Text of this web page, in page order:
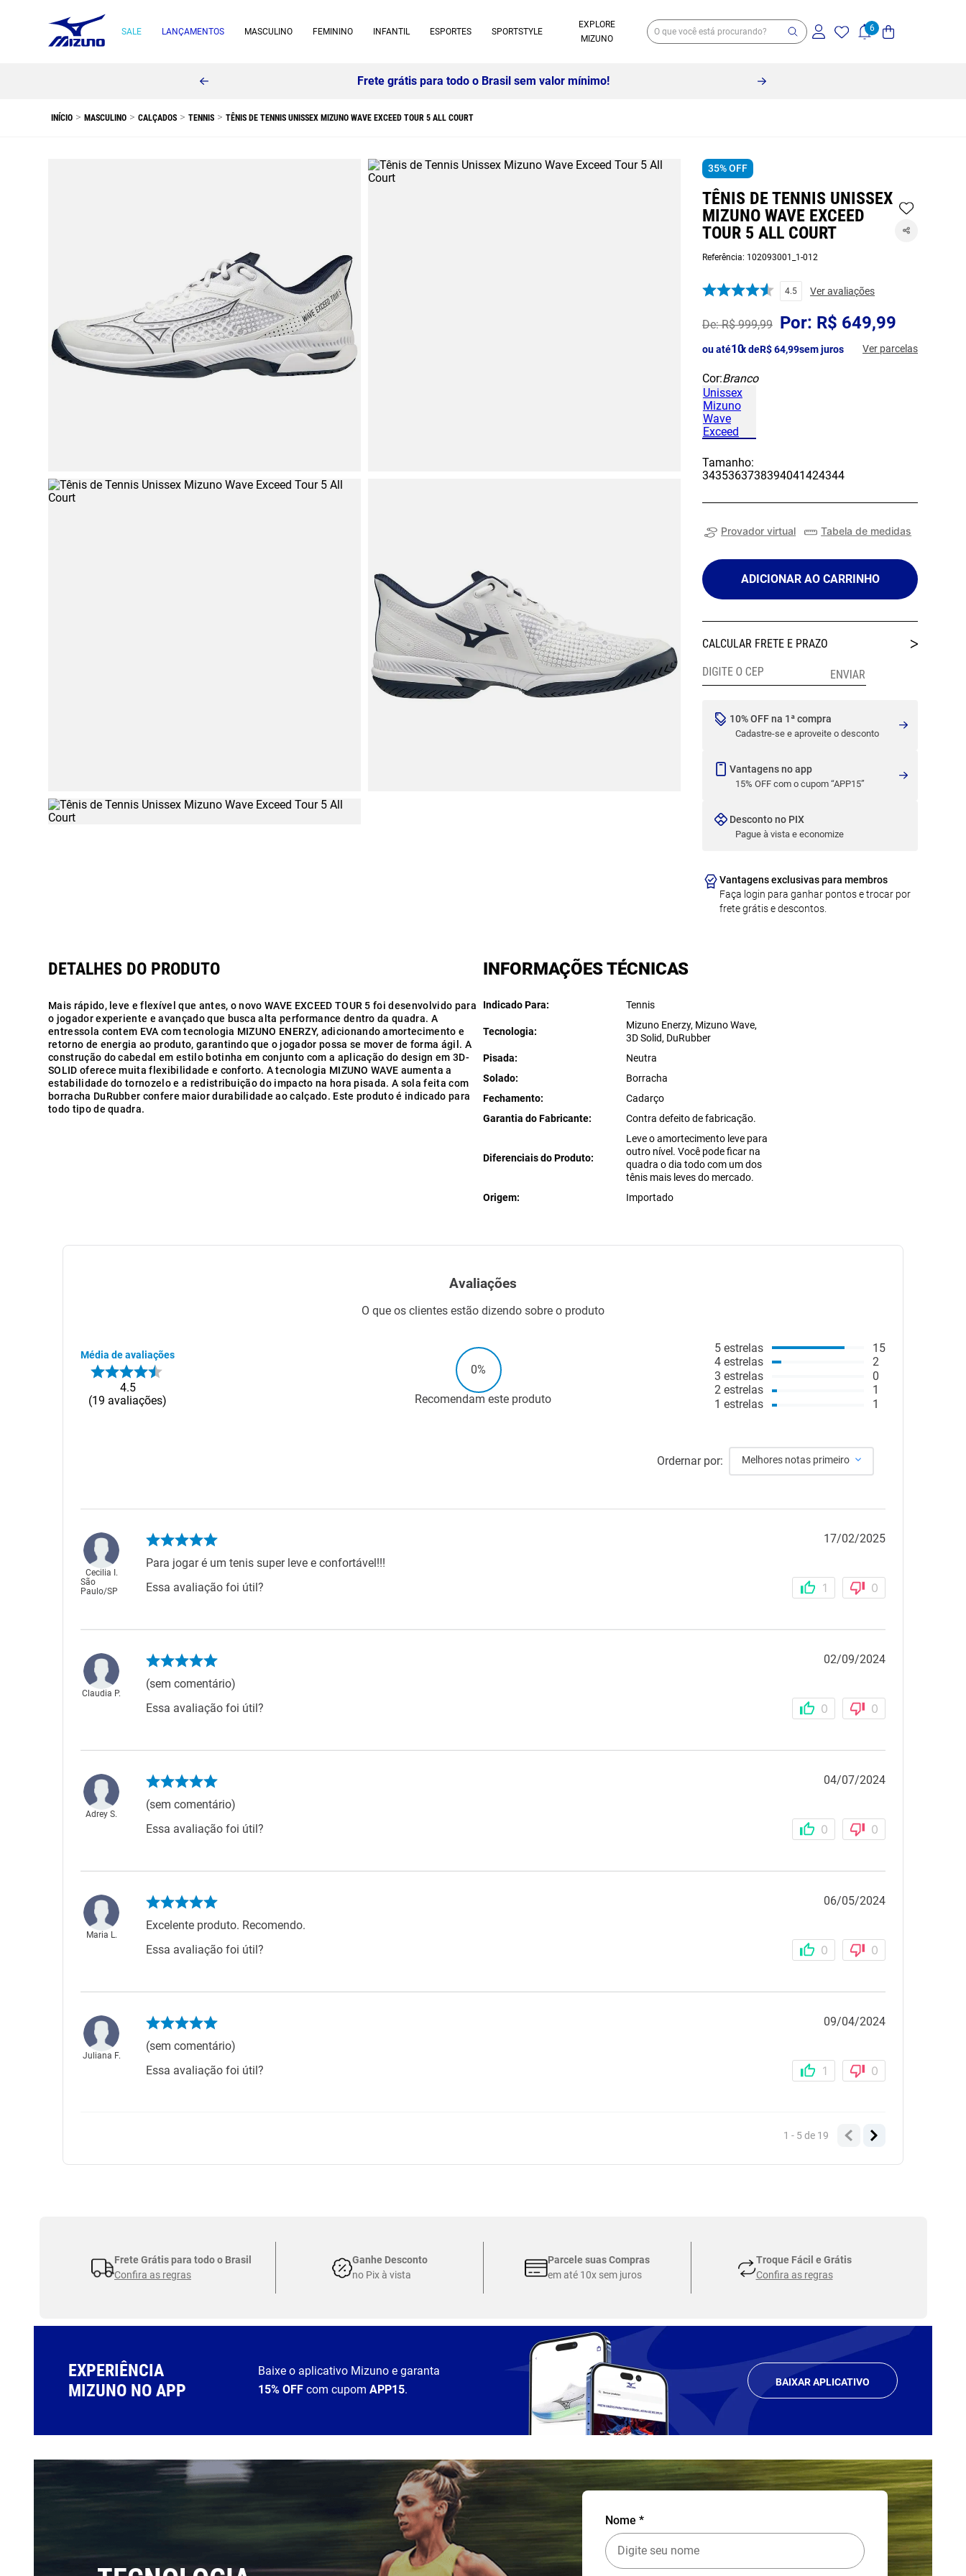
SALE LANÇAMENTOS MASCULINO FEMININO INFANTIL ESPORTES SPORTSTYLE
EXPLORE
MIZUNO
10% off no pix à vista -Saiba mais
MASCULINO CALÇADOS TENNIS TÊNIS DE TENNIS UNISSEX MIZUNO WAVE EXCEED TOUR 5 ALL COURT
35%OFF
TÊNIS DE TENNIS UNISSEX
MIZUNO WAVE EXCEED
TOUR 5 ALL COURT
Referência: 102093001_1-012
4.5 Ver avaliações
R$ 999,99 R$ 649,99
ou até10x deR$64,99sem juros Ver parcelas
Cor:Branco
Tamanho:
3435363738394041424344
Provador virtual Tabela de medidas
ADICIONAR AO CARRINHO
10% OFF na 1ª compra
Cadastre-se e aproveite o desconto
Vantagens no app
15% OFF com o cupom “APP15”
Desconto no PIX
Pague à vista e economize
Vantagens exclusivas para membros
Faça login para ganhar pontos e trocar por
frete grátis e descontos.
Mais rápido, leve e flexível que antes, o novo WAVE EXCEED TOUR 5 foi desenvolvido para
o jogador experiente e avançado que busca alta performance dentro da quadra. A
entressola contem EVA com tecnologia MIZUNO ENERZY, adicionando amortecimento e
retorno de energia ao produto, garantindo que o jogador possa se mover de forma ágil. A
construção do cabedal em estilo botinha em conjunto com a aplicação do design em 3D-
SOLID oferece muita flexibilidade e conforto. A tecnologia MIZUNO WAVE aumenta a
estabilidade do tornozelo e a redistribuição do impacto na hora pisada. A sola feita com
borracha DuRubber confere maior durabilidade ao calçado. Este produto é indicado para
todo tipo de quadra.
INFORMAÇÕES TÉCNICAS
Indicado Para Tennis
Tecnologia
Mizuno Enerzy, Mizuno Wave,
3D Solid, DuRubber
Pisada
Neutra
Solado
Borracha
Fechamento
Cadarço
Garantia do Fabricante
Contra defeito de fabricação.
Diferenciais do Produto
Leve o amortecimento leve para
outro nível. Você pode ficar na
quadra o dia todo com um dos
tênis mais leves do mercado.
Origem
Importado
Avaliações
O que os clientes estão dizendo sobre o produto
Média de avaliações
4.5
19 avaliações
0%
Recomendam este produto
5 estrelas
4 estrelas
3 estrelas
2 estrelas
1 estrelas
15
2
0
1
1
Ordernar por: Melhores notas primeiro
Cecilia I.
São
Paulo/SP
17/02/2025
Para jogar é um tenis super leve e confortável!!!
Essa avaliação foi útil?
1 0
Claudia P.
02/09/2024
(sem comentário)
Essa avaliação foi útil?
0 0
Adrey S.
04/07/2024
(sem comentário)
Essa avaliação foi útil?
0 0
Maria L.
06/05/2024
Excelente produto. Recomendo.
Essa avaliação foi útil?
0 0
Juliana F.
09/04/2024
(sem comentário)
Essa avaliação foi útil?
1 0
1 - 5de 19
Frete Grátis para todo o Brasil
Confira as regras
Ganhe Desconto
no Pix à vista
Parcele suas Compras
em até 10x sem juros
Troque Fácil e Grátis
Confira as regras
EXPERIÊNCIA
MIZUNO NO APP
Baixe o aplicativo Mizuno e garanta
15% OFF com cupomAPP15.
BAIXAR APLICATIVO
Nome *